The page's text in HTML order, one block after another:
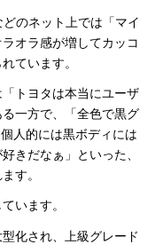
のネット上では「マイ
オラ感が増してカッコ
ています。
トヨタは本当にユーザ
一方で、「全色で黒グ
人的には黒ボディには
きだなぁ」といった、
す。
います。
化され、上級グレード